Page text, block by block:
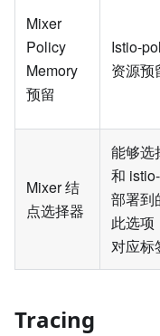
Mixer
Policy
Memory
预留
Istio-
资源预
Mixer 结
点选择器
能够选
和
部署到
此选项
对应标
Tracing